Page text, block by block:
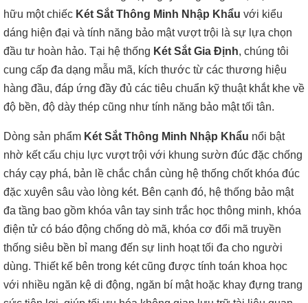
hữu một chiếc Két Sắt Thông Minh Nhập Khẩu với kiểu
dáng hiện đại và tính năng bảo mật vượt trội là sự lựa chọn
đầu tư hoàn hảo. Tại hệ thống Két Sắt Gia Định, chúng tôi
cung cấp đa dạng mẫu mã, kích thước từ các thương hiệu
hàng đầu, đáp ứng đầy đủ các tiêu chuẩn kỹ thuật khắt khe về
độ bền, độ dày thép cũng như tính năng bảo mật tối tân.
Dòng sản phẩm Két Sắt Thông Minh Nhập Khẩu nổi bật
nhờ kết cấu chịu lực vượt trội với khung sườn đúc đặc chống
cháy cạy phá, bản lề chắc chắn cùng hệ thống chốt khóa đúc
đặc xuyên sâu vào lòng két. Bên cạnh đó, hệ thống bảo mật
đa tầng bao gồm khóa vân tay sinh trắc học thông minh, khóa
điện tử có báo động chống dò mã, khóa cơ đổi mã truyền
thống siêu bền bỉ mang đến sự linh hoạt tối đa cho người
dùng. Thiết kế bên trong két cũng được tính toán khoa học
với nhiều ngăn kệ di động, ngăn bí mật hoặc khay đựng trang